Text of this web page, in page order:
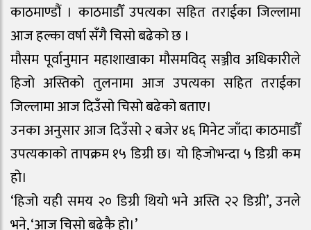
काठमाण्डौं । काठमाडौँ उपत्यका सहित तराईका जिल्लामा
आज हल्का वर्षा सँगै चिसो बढेको छ ।
मौसम पूर्वानुमान महाशाखाका मौसमविद् सञ्जीव अधिकारीले
हिजो अस्तिको तुलनामा आज उपत्यका सहित तराईका
जिल्लामा आज दिउँसो चिसो बढेको बताए।
उनका अनुसार आज दिउँसो २ बजेर ४६ मिनेट जाँदा काठमाडौँ
उपत्यकाको तापक्रम १५ डिग्री छ। यो हिजोभन्दा ५ डिग्री कम
हो।
‘हिजो यही समय २० डिग्री थियो भने अस्ति २२ डिग्री’, उनले